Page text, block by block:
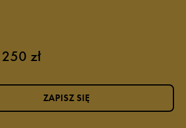
zł
ZAPISZ SIĘ